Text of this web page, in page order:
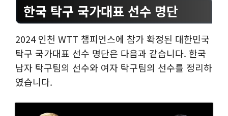
한국 탁구 국가대표 선수 명단
2024 인천 WTT 챔피언스에 참가 확정된 대한민국
탁구 국가대표 선수 명단은 다음과 같습니다. 한국
남자 탁구팀의 선수와 여자 탁구팀의 선수를 정리하
였습니다.